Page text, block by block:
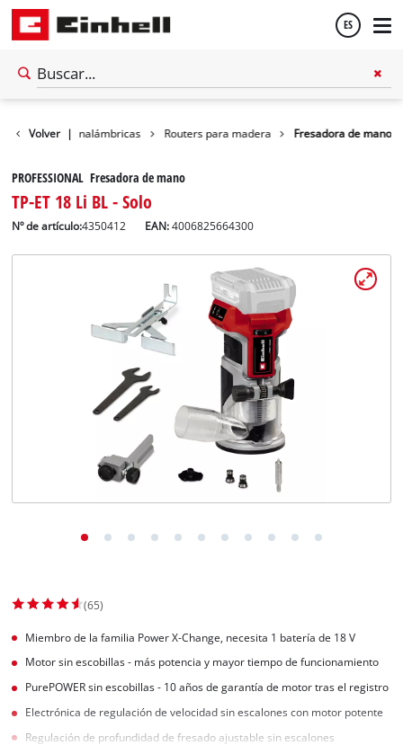
ES
Volver |
Herramientas inalámbricas Routers para madera Fresadora de mano
PROFESSIONAL Fresadora de mano
TP-ET 18 Li BL - Solo
Nº de artículo:4350412 EAN:4006825664300
(65)
Miembro de la familia Power X-Change, necesita 1 batería de 18 V
Motor sin escobillas - más potencia y mayor tiempo de funcionamiento
PurePOWER sin escobillas - 10 años de garantía de motor tras el registro
Electrónica de regulación de velocidad sin escalones con motor potente
Regulación de profundidad de fresado ajustable sin escalones